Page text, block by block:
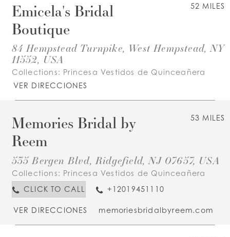
52 MILES
Emicela's Bridal
Boutique
84 Hempstead Turnpike, West Hempstead, NY
11552, USA
Collections: Princesa Vestidos de Quinceañera
VER DIRECCIONES
53 MILES
Memories Bridal by
Reem
535 Bergen Blvd, Ridgefield, NJ 07657, USA
Collections: Princesa Vestidos de Quinceañera
CLICK TO CALL
+12019451110
VER DIRECCIONES memoriesbridalbyreem.com